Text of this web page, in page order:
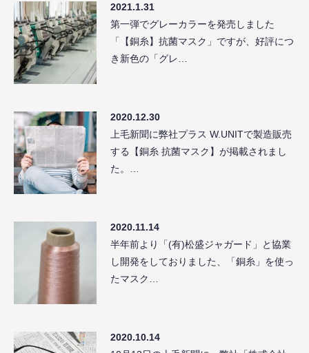
2021.1.31
第一弾でグレーカラーを発売しました
「【銅糸】抗菌マスク」ですが、好評につ
き新色の「グレ…
2020.12.30
上毛新聞に弊社プラス W.UNITで製造販売
する【銅糸 抗菌マスク】が掲載されまし
た。…
2020.11.14
半年前より「(有)松盛ジャガード」と協業
し開発をしておりました、「銅糸」を使っ
たマスク…
2020.10.14